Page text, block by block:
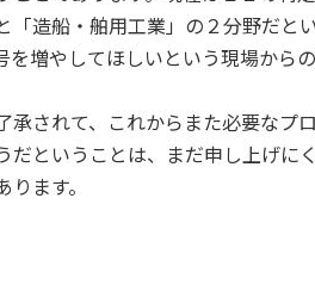
造船・舶用工業」の２分野だと
増やしてほしいという現場から
されて、これからまた必要なプ
だということは、まだ申し上げに
ます。